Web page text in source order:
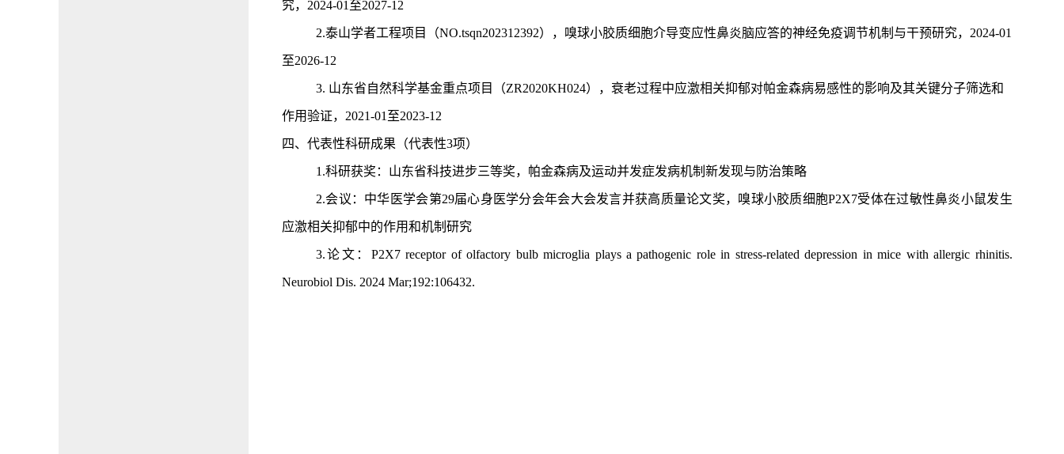
究，2024-01至2027-12
2.泰山学者工程项目（NO.tsqn202312392），嗅球小胶质细胞介导变应性鼻炎脑应答的神经免疫调节机制与干预研究，2024-01
至2026-12
3. 山东省自然科学基金重点项目（ZR2020KH024），衰老过程中应激相关抑郁对帕金森病易感性的影响及其关键分子筛选和
作用验证，2021-01至2023-12
四、 代表性科研成果（代表性3项）
1 .科研获奖： 山东省科技进步三等奖，帕金森病及运动并发症发病机制新发现与防治策略
2.会议： 中华医学会第29届心身医学分会年会大会发言并获高质量论文奖， 嗅球小胶质细胞P2X7受体在过敏性鼻炎小鼠发生
应激相关抑郁中的作用和机制研究
3.论文： P2X7 receptor of olfactory bulb microglia plays a pathogenic role in stress-related depression in mice with allergic rhinitis.
Neurobiol Dis. 2024 Mar;192:106432.